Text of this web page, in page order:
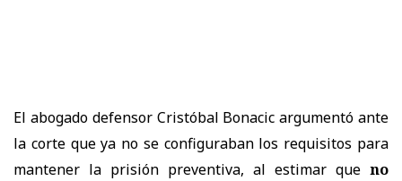
El abogado defensor Cristóbal Bonacic argumentó ante
la corte que ya no se configuraban los requisitos para
mantener la prisión preventiva, al estimar que no